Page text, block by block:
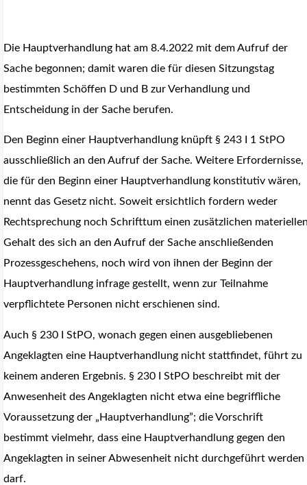
Die Hauptverhandlung hat am 8.4.2022 mit dem Aufruf der
Sache begonnen; damit waren die für diesen Sitzungstag
bestimmten Schöffen D und B zur Verhandlung und
Entscheidung in der Sache berufen.
Den Beginn einer Hauptverhandlung knüpft § 243 I 1 StPO
ausschließlich an den Aufruf der Sache. Weitere Erfordernisse,
die für den Beginn einer Hauptverhandlung konstitutiv wären,
nennt das Gesetz nicht. Soweit ersichtlich fordern weder
Rechtsprechung noch Schrifttum einen zusätzlichen
Gehalt des sich an den Aufruf der Sache anschließenden
Prozessgeschehens, noch wird von ihnen der Beginn der
Hauptverhandlung infrage gestellt, wenn zur Teilnahme
verpflichtete Personen nicht erschienen sind.
Auch § 230 I StPO, wonach gegen einen ausgebliebenen
Angeklagten eine Hauptverhandlung nicht stattfindet, führt zu
keinem anderen Ergebnis. § 230 I StPO beschreibt mit der
Anwesenheit des Angeklagten nicht etwa eine begriffliche
Voraussetzung der „Hauptverhandlung”; die Vorschrift
bestimmt vielmehr, dass eine Hauptverhandlung gegen den
Angeklagten in seiner Abwesenheit nicht durchgeführt werden
darf.